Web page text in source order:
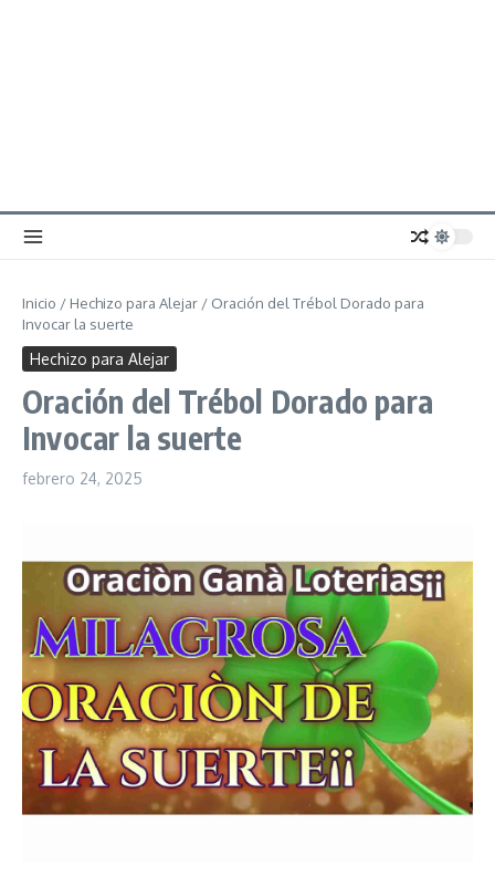
Inicio / Hechizo para Alejar / Oración del Trébol Dorado para
Invocar la suerte
Hechizo para Alejar
Oración del Trébol Dorado para
Invocar la suerte
febrero 24, 2025